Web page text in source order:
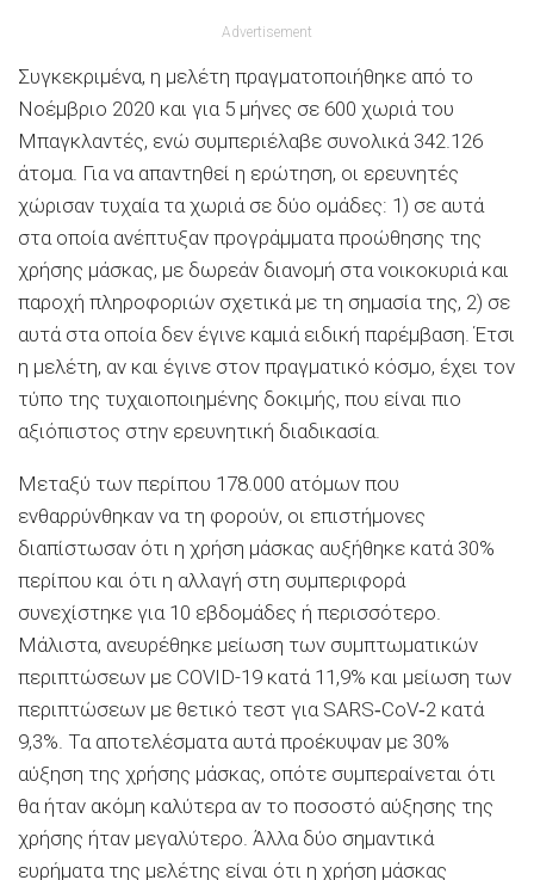
Advertisement
Συγκεκριμένα, η μελέτη πραγματοποιήθηκε από το
Νοέμβριο 2020 και για 5 μήνες σε 600 χωριά του
Μπαγκλαντές, ενώ συμπεριέλαβε συνολικά 342.126
άτομα. Για να απαντηθεί η ερώτηση, οι ερευνητές
χώρισαν τυχαία τα χωριά σε δύο ομάδες: 1) σε αυτά
στα οποία ανέπτυξαν προγράμματα προώθησης της
χρήσης μάσκας, με δωρεάν διανομή στα νοικοκυριά και
παροχή πληροφοριών σχετικά με τη σημασία της, 2) σε
αυτά στα οποία δεν έγινε καμιά ειδική παρέμβαση. Έτσι
η μελέτη, αν και έγινε στον πραγματικό κόσμο, έχει τον
τύπο της τυχαιοποιημένης δοκιμής, που είναι πιο
αξιόπιστος στην ερευνητική διαδικασία.
Μεταξύ των περίπου 178.000 ατόμων που
ενθαρρύνθηκαν να τη φορούν, οι επιστήμονες
διαπίστωσαν ότι η χρήση μάσκας αυξήθηκε κατά 30%
περίπου και ότι η αλλαγή στη συμπεριφορά
συνεχίστηκε για 10 εβδομάδες ή περισσότερο.
Μάλιστα, ανευρέθηκε μείωση των συμπτωματικών
περιπτώσεων με COVID-19 κατά 11,9% και μείωση των
περιπτώσεων με θετικό τεστ για SARS‑CoV‑2 κατά
9,3%. Τα αποτελέσματα αυτά προέκυψαν με 30%
αύξηση της χρήσης μάσκας, οπότε συμπεραίνεται ότι
θα ήταν ακόμη καλύτερα αν το ποσοστό αύξησης της
χρήσης ήταν μεγαλύτερο. Άλλα δύο σημαντικά
ευρήματα της μελέτης είναι ότι η χρήση μάσκας